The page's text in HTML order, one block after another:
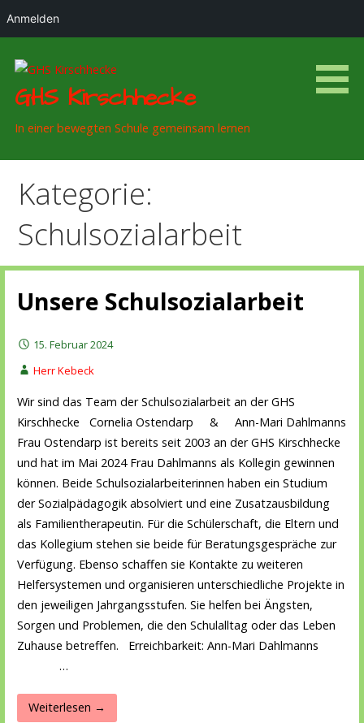
Inhalt
springen
GHS Kirschhecke
In einer bewegten Schule gemeinsam lernen
Kategorie:
Schulsozialarbeit
Unsere Schulsozialarbeit
15. Februar 2024
Herr Kebeck
Wir sind das Team der Schulsozialarbeit an der GHS
Kirschhecke Cornelia Ostendarp & Ann-Mari Dahlmanns
Frau Ostendarp ist bereits seit 2003 an der GHS Kirschhecke
und hat im Mai 2024 Frau Dahlmanns als Kollegin gewinnen
können. Beide Schulsozialarbeiterinnen haben ein Studium
der Sozialpädagogik absolviert und eine Zusatzausbildung
als Familientherapeutin. Für die Schülerschaft, die Eltern und
das Kollegium stehen sie beide für Beratungsgespräche zur
Verfügung. Ebenso schaffen sie Kontakte zu weiteren
Helfersystemen und organisieren unterschiedliche Projekte in
den jeweiligen Jahrgangsstufen. Sie helfen bei Ängsten,
Sorgen und Problemen, die den Schulalltag oder das Leben
Zuhause betreffen. Erreichbarkeit: Ann-Mari Dahlmanns
…
Weiterlesen →
Anmelden